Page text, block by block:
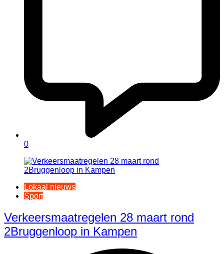
0
Lokaal nieuws
Sport
Verkeersmaatregelen 28 maart rond
2Bruggenloop in Kampen